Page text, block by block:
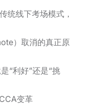
统线下考场模式，
）取消的真正原
“利好”还是“挑
变革